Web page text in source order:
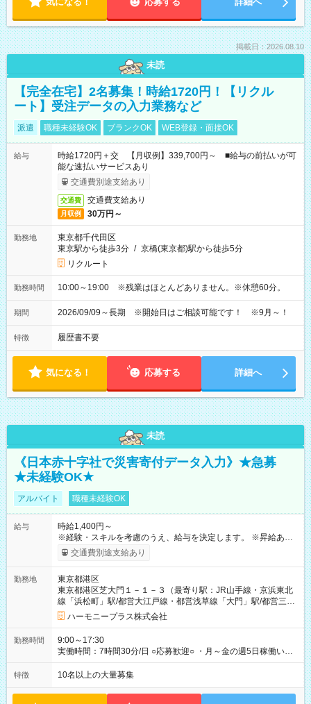
掲載日：2026.08.10
未読
【完全在宅】2名募集！時給1720円！【リクル
ート】受注データの入力業務など
派遣 職種未経験OK ブランクOK WEB登録・面接OK
給与
時給1720円＋交 【月収例】339,700円～ ■給与の前払いが可
能な速払いサービスあり
交通費別途支給あり
交通費 交通費支給あり
月収例 30万円～
勤務地
東京都千代田区
東京駅から徒歩3分 / 京橋(東京都)駅から徒歩5分
リクルート
勤務時間 10:00～19:00 ※残業はほとんどありません。※休憩60分。
期間 2026/09/09～長期 ※開始日はご相談可能です！ ※9月～！
特徴 履歴書不要
気になる！ 応募する 詳細へ
未読
《日本赤十字社で災害寄付データ入力》★急募
★未経験OK★
アルバイト 職種未経験OK
給与
時給1,400円～
※経験・スキルを考慮のうえ、給与を決定します。 ※昇給あり
（勤務実績・評価による） ※残業が発生した場合は、時間外手
当を全額支給します。 ※交通費支給（月額上限50,000円／当社
間中も給与・待遇に変更はありません。 【試用期間】試用期間
あり 試用期間の長さ：1ヶ月 雇用形態、給与は本採用時と同じ
です。 試用期間中は、健康保険などの福利厚生の一部が制限さ
れる可能性があります。
交通費別途支給あり
勤務地
東京都港区
東京都港区芝大門１－１－３（最寄り駅：JR山手線・京浜東北
線「浜松町」駅/都営大江戸線・都営浅草線「⼤⾨」駅/都営三田
線「御成⾨」駅）
ハーモニープラス株式会社
勤務時間
9:00～17:30
実働時間：7時間30分/日 ○応募歓迎○ ・月～金の週5日稼働いた
だける方 ・実働時間：7.5時間（休憩1時間）
特徴 10名以上の大量募集